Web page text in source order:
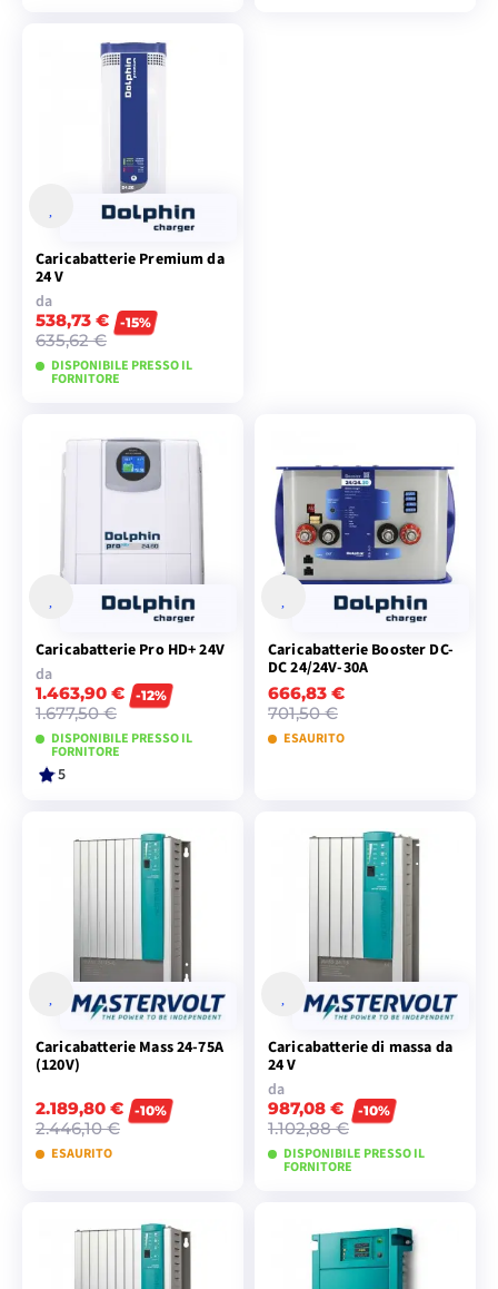
VISUALIZZA I
MODELLI
Caricabatterie Premium da
24 V
da
538,73 €
635,62 €
-15%
DISPONIBILE PRESSO IL
FORNITORE
VISUALIZZA I
MODELLI
Caricabatterie Pro HD+ 24V
da
1.463,90 €
1.677,50 €
-12%
DISPONIBILE PRESSO IL
FORNITORE
5
VISUALIZZA I
MODELLI
Caricabatterie Booster DC-
DC 24/24V-30A
666,83 €
701,50 €
ESAURITO
AGGIUNGI AL
CARRELLO
Caricabatterie Mass 24-75A
(120V)
2.189,80 €
2.446,10 €
-10%
ESAURITO
AGGIUNGI AL
CARRELLO
Caricabatterie di massa da
24 V
da
987,08 €
1.102,88 €
-10%
DISPONIBILE PRESSO IL
FORNITORE
VISUALIZZA I
MODELLI